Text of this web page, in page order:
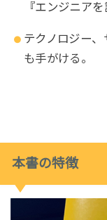
『エンジニア
テクノロジー
も手がける。
本書の特徴